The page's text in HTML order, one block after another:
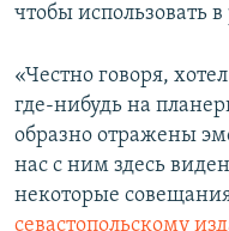
чтобы использовать в
«Честно говоря,
где-нибудь на
образно отражены
нас с ним здесь
некоторые
севастопольскому